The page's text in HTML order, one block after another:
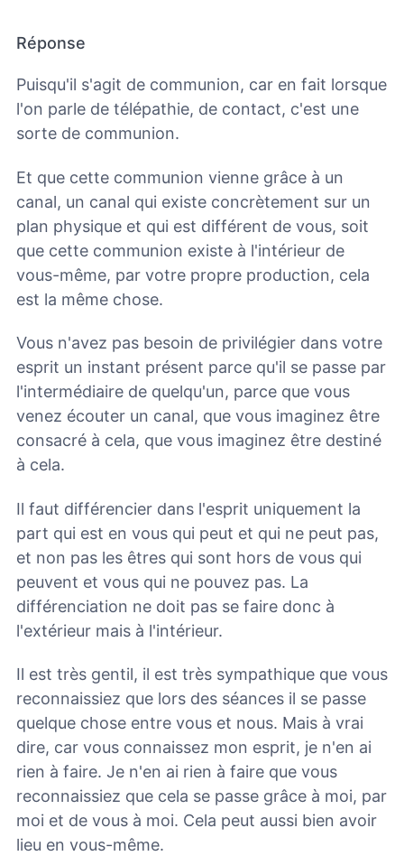
Réponse
Puisqu'il s'agit de communion, car en fait lorsque
l'on parle de télépathie, de contact, c'est une
sorte de communion.
Et que cette communion vienne grâce à un
canal, un canal qui existe concrètement sur un
plan physique et qui est différent de vous, soit
que cette communion existe à l'intérieur de
vous-même, par votre propre production, cela
est la même chose.
Vous n'avez pas besoin de privilégier dans votre
esprit un instant présent parce qu'il se passe par
l'intermédiaire de quelqu'un, parce que vous
venez écouter un canal, que vous imaginez être
consacré à cela, que vous imaginez être destiné
à cela.
Il faut différencier dans l'esprit uniquement la
part qui est en vous qui peut et qui ne peut pas,
et non pas les êtres qui sont hors de vous qui
peuvent et vous qui ne pouvez pas. La
différenciation ne doit pas se faire donc à
l'extérieur mais à l'intérieur.
Il est très gentil, il est très sympathique que vous
reconnaissiez que lors des séances il se passe
quelque chose entre vous et nous. Mais à vrai
dire, car vous connaissez mon esprit, je n'en ai
rien à faire. Je n'en ai rien à faire que vous
reconnaissiez que cela se passe grâce à moi, par
moi et de vous à moi. Cela peut aussi bien avoir
lieu en vous-même.